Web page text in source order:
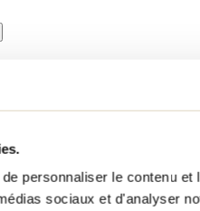
personnaliser le contenu
sociaux et d'analyser